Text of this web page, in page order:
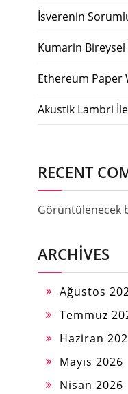
İsverenin
Kumarin
Ethereum Paper
Akustik Lambri
RECENT
Görüntülenecek
ARCHIVES
Ağustos
Temmuz
Haziran
Mayıs 2026
Nisan 2026